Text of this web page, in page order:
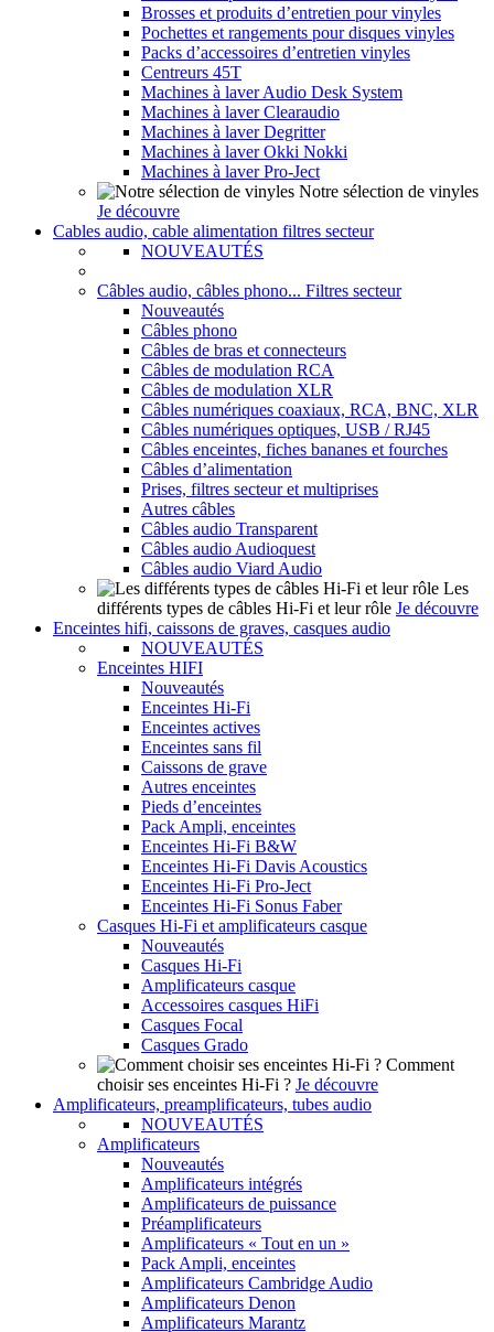
Brosses et produits d’entretien pour vinyles
Pochettes et rangements pour disques vinyles
Packs d’accessoires d’entretien vinyles
Centreurs 45T
Machines à laver Audio Desk System
Machines à laver Clearaudio
Machines à laver Degritter
Machines à laver Okki Nokki
Machines à laver Pro-Ject
Notre sélection de vinyles
Je découvre
Cables audio, cable alimentation filtres secteur
NOUVEAUTÉS
Câbles audio, câbles phono... Filtres secteur
Nouveautés
Câbles phono
Câbles de bras et connecteurs
Câbles de modulation RCA
Câbles de modulation XLR
Câbles numériques coaxiaux, RCA, BNC, XLR
Câbles numériques optiques, USB / RJ45
Câbles enceintes, fiches bananes et fourches
Câbles d’alimentation
Prises, filtres secteur et multiprises
Autres câbles
Câbles audio Transparent
Câbles audio Audioquest
Câbles audio Viard Audio
Les
différents types de câbles Hi-Fi et leur rôle Je découvre
Enceintes hifi, caissons de graves, casques audio
NOUVEAUTÉS
Enceintes HIFI
Nouveautés
Enceintes Hi-Fi
Enceintes actives
Enceintes sans fil
Caissons de grave
Autres enceintes
Pieds d’enceintes
Pack Ampli, enceintes
Enceintes Hi-Fi B&W
Enceintes Hi-Fi Davis Acoustics
Enceintes Hi-Fi Pro-Ject
Enceintes Hi-Fi Sonus Faber
Casques Hi-Fi et amplificateurs casque
Nouveautés
Casques Hi-Fi
Amplificateurs casque
Accessoires casques HiFi
Casques Focal
Casques Grado
Comment
choisir ses enceintes Hi-Fi ? Je découvre
Amplificateurs, preamplificateurs, tubes audio
NOUVEAUTÉS
Amplificateurs
Nouveautés
Amplificateurs intégrés
Amplificateurs de puissance
Préamplificateurs
Amplificateurs « Tout en un »
Pack Ampli, enceintes
Amplificateurs Cambridge Audio
Amplificateurs Denon
Amplificateurs Marantz